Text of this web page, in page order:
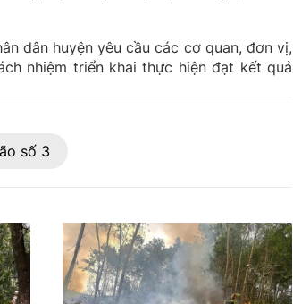
dân huyện yêu cầu các cơ quan, đơn vị,
nhiệm triển khai thực hiện đạt kết quả
số 3